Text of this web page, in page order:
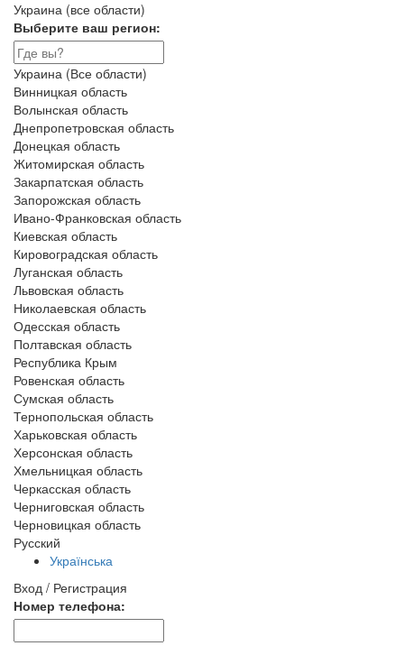
Украина (все области)
Выберите ваш регион:
Украина (Все области)
Винницкая область
Волынская область
Днепропетровская область
Донецкая область
Житомирская область
Закарпатская область
Запорожская область
Ивано-Франковская область
Киевская область
Кировоградская область
Луганская область
Львовская область
Николаевская область
Одесская область
Полтавская область
Республика Крым
Ровенская область
Сумская область
Тернопольская область
Харьковская область
Херсонская область
Хмельницкая область
Черкасская область
Черниговская область
Черновицкая область
Русский
Українська
Вход / Регистрация
Номер телефона: